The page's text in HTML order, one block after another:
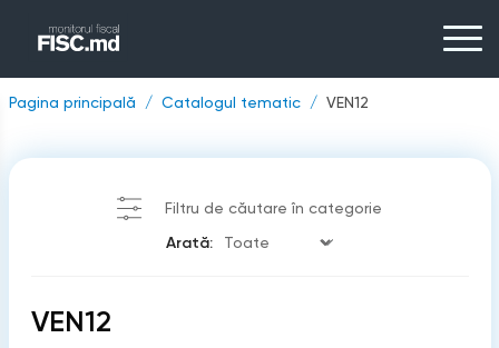
Pagina principală Catalogul tematic VEN12
Filtru de căutare în categorie
Arată:
VEN12